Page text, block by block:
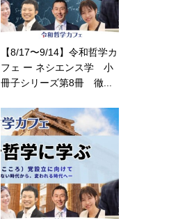
【8/17〜9/14】令和哲学カ
フェ ー ネシエンス学 小
冊子シリーズ第8冊 徹...